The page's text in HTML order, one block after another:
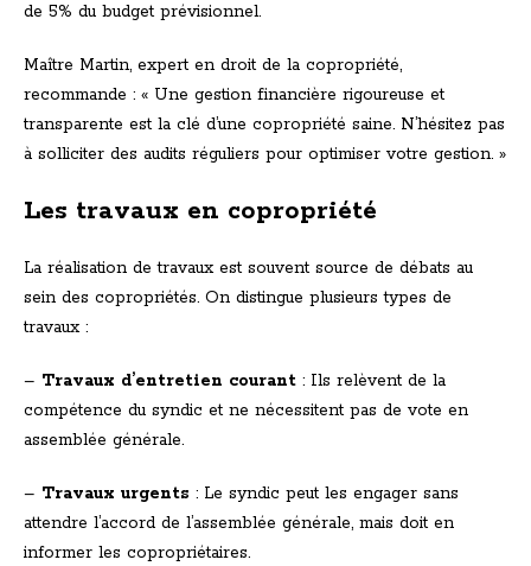
de 5% du budget prévisionnel.
Maître Martin, expert en droit de la copropriété,
recommande : « Une gestion financière rigoureuse et
transparente est la clé d’une copropriété saine. N’hésitez pas
à solliciter des audits réguliers pour optimiser votre gestion. »
Les travaux en copropriété
La réalisation de travaux est souvent source de débats au
sein des copropriétés. On distingue plusieurs types de
travaux :
– Travaux d’entretien courant : Ils relèvent de la
compétence du syndic et ne nécessitent pas de vote en
assemblée générale.
– Travaux urgents : Le syndic peut les engager sans
attendre l’accord de l’assemblée générale, mais doit en
informer les copropriétaires.